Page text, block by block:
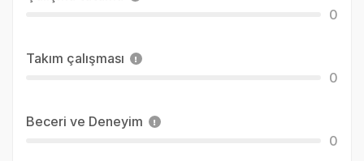
0
Takım çalışması
0
Beceri ve Deneyim
0